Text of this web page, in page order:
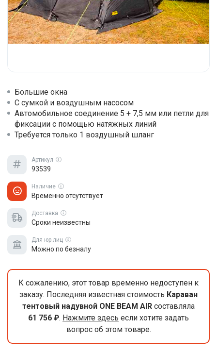
Большие окна
С сумкой и воздушным насосом
Автомобильное соединение 5 + 7,5 мм или петли для
фиксации с помощью натяжных линий
Требуется только 1 воздушный шланг
Артикул
93539
Наличие
Временно отсутствует
Доставка
Сроки неизвестны
Для юр.лиц
Можно по безналу
К сожалению, этот товар временно недоступен к
заказу. Последняя известная стоимость Караван
тентовый надувной ONE BEAM AIR составляла
61 756 ₽. Нажмите здесь если хотите задать
вопрос об этом товаре.